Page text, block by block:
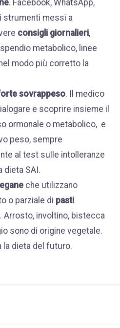
. Facebook, WhatsApp,
strumenti messi a
consigli giornalieri,
metabolico, linee
modo più corretto la
sovrappeso. Il medico
e scoprire insieme il
ormonale o metabolico, e
peso, sempre
al test sulle intolleranze
dieta SAI.
che utilizzano
o parziale di pasti
Arrosto, involtino, bistecca
sono di origine vegetale.
la dieta del futuro.